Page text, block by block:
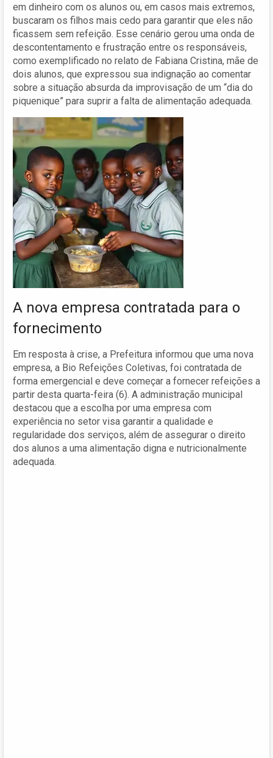
em dinheiro com os alunos ou, em casos mais extremos,
buscaram os filhos mais cedo para garantir que eles não
ficassem sem refeição. Esse cenário gerou uma onda de
descontentamento e frustração entre os responsáveis,
como exemplificado no relato de Fabiana Cristina, mãe de
dois alunos, que expressou sua indignação ao comentar
sobre a situação absurda da improvisação de um “dia do
piquenique” para suprir a falta de alimentação adequada.
A nova empresa contratada para o
fornecimento
Em resposta à crise, a Prefeitura informou que uma nova
empresa, a Bio Refeições Coletivas, foi contratada de
forma emergencial e deve começar a fornecer refeições a
partir desta quarta-feira (6). A administração municipal
destacou que a escolha por uma empresa com
experiência no setor visa garantir a qualidade e
regularidade dos serviços, além de assegurar o direito
dos alunos a uma alimentação digna e nutricionalmente
adequada.